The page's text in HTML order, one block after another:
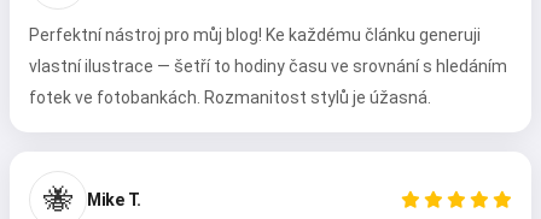
Perfektní nástroj pro můj blog! Ke každému článku generuji
vlastní ilustrace — šetří to hodiny času ve srovnání s hledáním
fotek ve fotobankách. Rozmanitost stylů je úžasná.
🐝 Mike T.